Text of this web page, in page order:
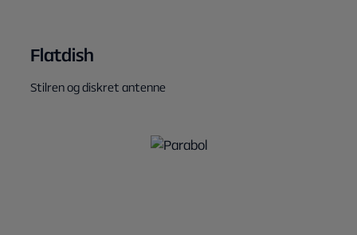
Flatdish
Stilren og diskret antenne